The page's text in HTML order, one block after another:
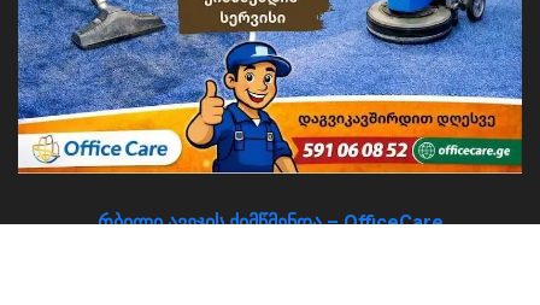
რბილი ავეჯის ქიმწმენდა – OfficeCare